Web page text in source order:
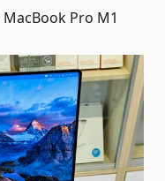
MacBook Pro M1